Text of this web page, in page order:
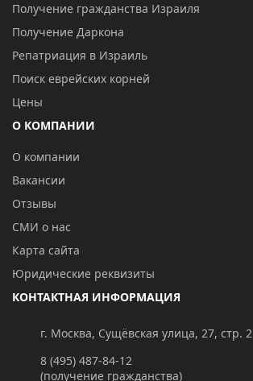
Получение гражданства Израиля
Получение Даркона
Репатриация в Израиль
Поиск еврейских корней
Цены
О КОМПАНИИ
О компании
Вакансии
Отзывы
СМИ о нас
Карта сайта
Юридические реквизиты
КОНТАКТНАЯ ИНФОРМАЦИЯ
г. Москва, Сущёвская улица, 27, стр. 2
8 (495) 487-84-12
(получение гражданства)